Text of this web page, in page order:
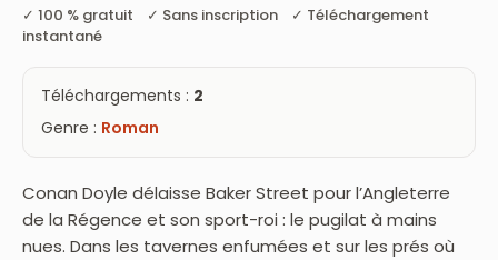
✓ 100 % gratuit ✓ Sans inscription ✓ Téléchargement
instantané
Téléchargements : 2
Genre : Roman
Conan Doyle délaisse Baker Street pour l’Angleterre
de la Régence et son sport-roi : le pugilat à mains
nues. Dans les tavernes enfumées et sur les prés où